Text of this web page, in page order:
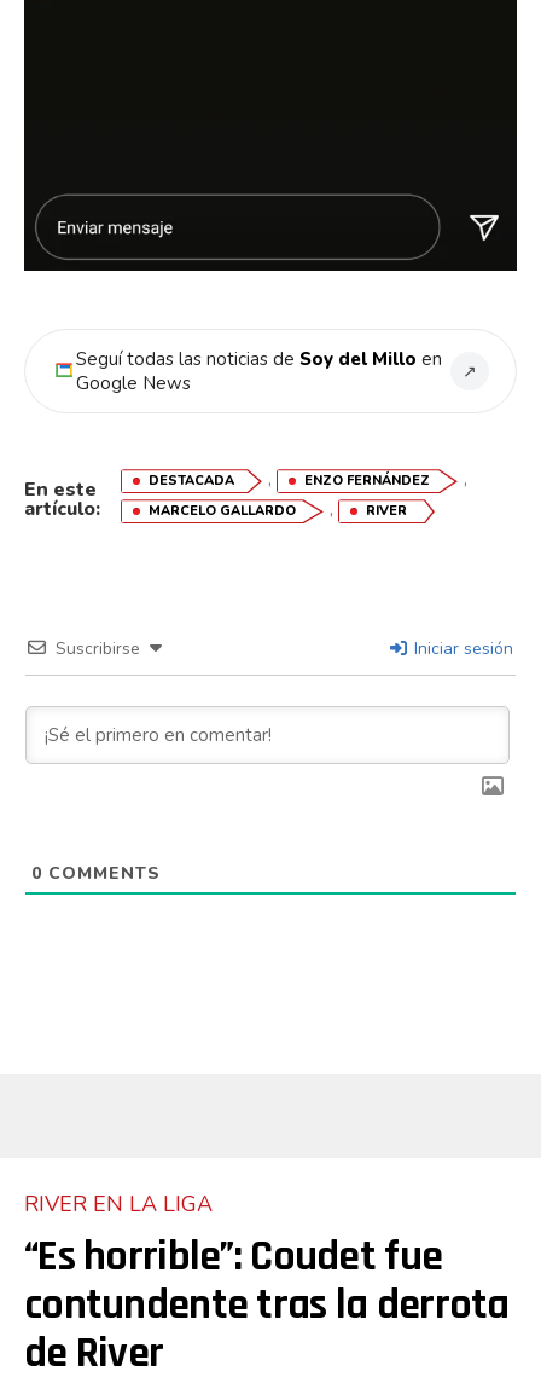
Seguí todas las noticias de Soy del Millo en
Google News
↗
En este
artículo:
DESTACADA , ENZO FERNÁNDEZ ,
MARCELO GALLARDO , RIVER
Suscribirse Iniciar sesión
0 COMMENTS
RIVER EN LA LIGA
“Es horrible”: Coudet fue
contundente tras la derrota
de River